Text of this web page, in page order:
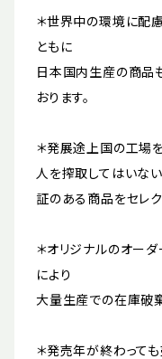
＊世界中の環境に配
ともに
日本国内生産の商品
おります。
＊発展途上国の工場
人を搾取してはいな
証のある商品をセレク
＊オリジナルのオー
により
大量生産での在庫破
＊発売年が終わって